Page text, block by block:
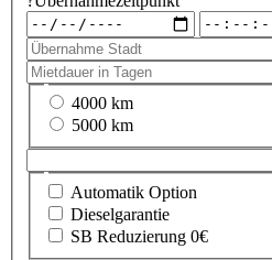
Übernahmezeitpunkt:
Datum
Zeit
Übernahme
Stadt
Mietdauer
in
Tagen
Miete
km/p.M
4000 km
5000 km
zusatzoptionen
Automatik Option
Dieselgarantie
SB Reduzierung 0€